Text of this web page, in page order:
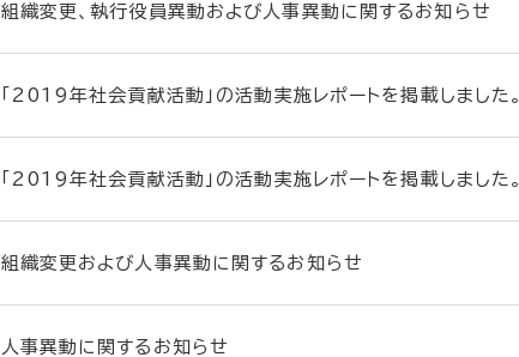
組織変更、執行役員異動および人事異動に関するお知らせ
「2019年社会貢献活動」の活動実施レポートを掲載しました。
「2019年社会貢献活動」の活動実施レポートを掲載しました。
組織変更および人事異動に関するお知らせ
人事異動に関するお知らせ